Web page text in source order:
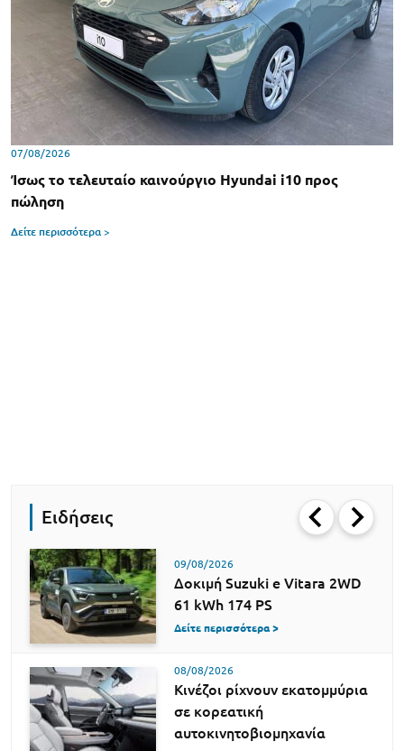
07/08/2026
Ίσως το τελευταίο καινούργιο Hyundai i10 προς
πώληση
Δείτε περισσότερα >
Ειδήσεις
09/08/2026
Δοκιμή Suzuki e Vitara 2WD
61 kWh 174 PS
Δείτε περισσότερα >
08/08/2026
Κινέζοι ρίχνουν εκατομμύρια
σε κορεατική
αυτοκινητοβιομηχανία